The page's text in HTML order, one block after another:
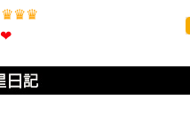
♛♛♛
❤